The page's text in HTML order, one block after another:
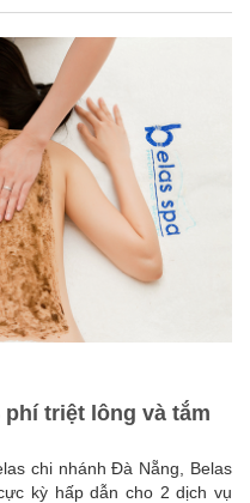
phí triệt lông và tắm
chi nhánh Đà Nẵng, Belas
kỳ hấp dẫn cho 2 dịch vụ